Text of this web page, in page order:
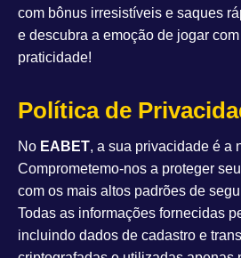
com bônus irresistíveis e saques
e descubra a emoção de jogar
praticidade!
Política de
No EABET, a sua privacidade é a
Comprometemo-nos a proteger
com os mais altos padrões de
Todas as informações fornecidas
incluindo dados de cadastro e